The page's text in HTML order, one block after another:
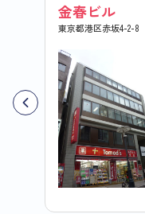
金春ビル
東京都港区赤坂4-2-8